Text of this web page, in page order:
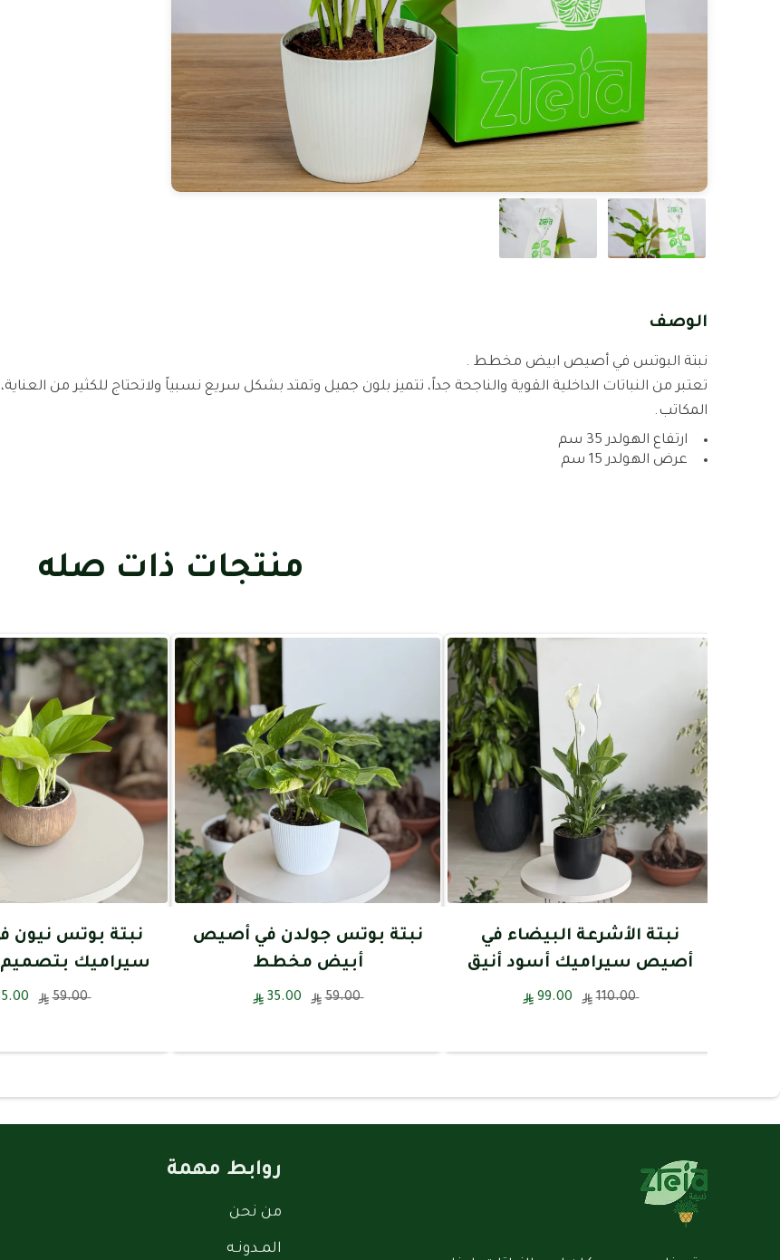
الوصف
نبتة البوتس في أصيص ابيض مخطط .
تعتبر من النباتات الداخلية القوية والناجحة جداً، تتميز بلون جميل وتمتد بشكل سريع نسبياً ولاتحتاج للكثير من
المكاتب.
ارتفاع الهولدر 35 سم
عرض الهولدر 15 سم
منتجات ذات صله
نبتة الأشرعة البيضاء في
أصيص سيراميك أسود أنيق
110.00
99.00
نبتة بوتس جولدن في أصيص
أبيض مخطط
59.00
35.00
نبتة بوتس
سيراميك بتصميم
59.00
35.00
روابط مهمة
من نحن
المـدونـه